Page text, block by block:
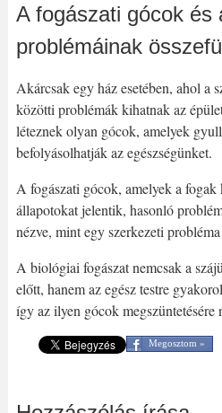
A fogászati gócok és
problémáinak
Akárcsak egy ház esetében, ahol a
közötti problémák kihatnak az
léteznek olyan gócok, amelyek
befolyásolhatják az egészségünket.
A fogászati gócok, amelyek a
állapotokat jelentik, hasonló
nézve, mint egy szerkezeti
A biológiai fogászat nemcsak a
előtt, hanem az egész testre
így az ilyen gócok
Megosztom »